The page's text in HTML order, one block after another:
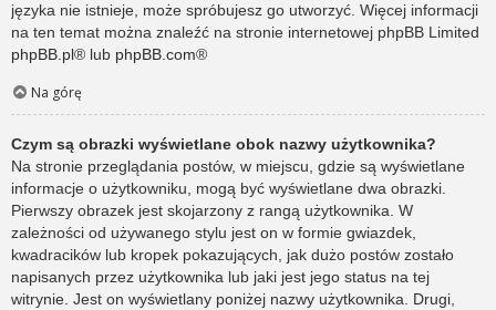
języka nie istnieje, może spróbujesz go utworzyć. Więcej informacji
na ten temat można znaleźć na stronie internetowej phpBB Limited
phpBB.pl® lub phpBB.com®
Na górę
Czym są obrazki wyświetlane obok nazwy użytkownika?
Na stronie przeglądania postów, w miejscu, gdzie są wyświetlane
informacje o użytkowniku, mogą być wyświetlane dwa obrazki.
Pierwszy obrazek jest skojarzony z rangą użytkownika. W
zależności od używanego stylu jest on w formie gwiazdek,
kwadracików lub kropek pokazujących, jak dużo postów zostało
napisanych przez użytkownika lub jaki jest jego status na tej
witrynie. Jest on wyświetlany poniżej nazwy użytkownika. Drugi,